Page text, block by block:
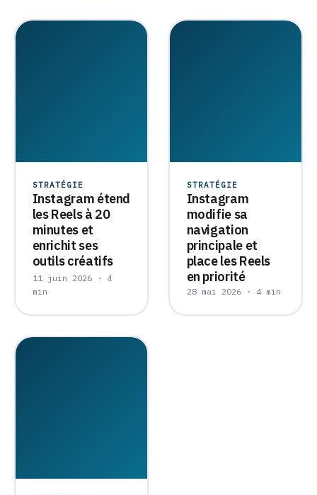
STRATÉGIE
Instagram étend
les Reels à 20
minutes et
enrichit ses
outils créatifs
11 juin 2026 · 4
min
STRATÉGIE
Instagram
modifie sa
navigation
principale et
place les Reels
en priorité
28 mai 2026 · 4 min